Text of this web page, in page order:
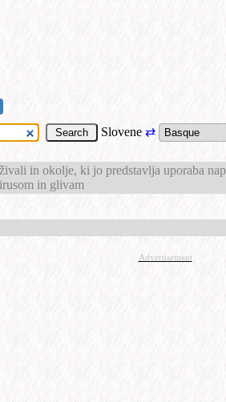
Slovene ⇄
in okolje, ki jo predstavlja uporaba
in glivam
Advertisement